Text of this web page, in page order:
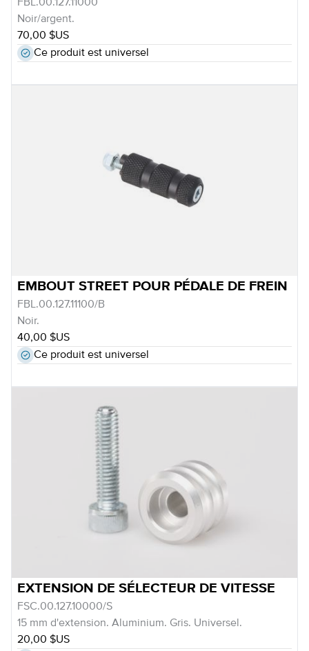
FBL.00.127.11000
Noir/argent.
70,00 $US
Ce produit est universel
EMBOUT STREET POUR PÉDALE DE FREIN
FBL.00.127.11100/B
Noir.
40,00 $US
Ce produit est universel
EXTENSION DE SÉLECTEUR DE VITESSE
FSC.00.127.10000/S
15 mm d'extension. Aluminium. Gris. Universel.
20,00 $US